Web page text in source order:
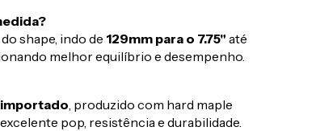
shape, indo de 129mm para o 7.75" até
melhor equilíbrio e desempenho.
, produzido com hard maple
pop, resistência e durabilidade.